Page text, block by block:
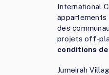
International
appartements
des
projets off-
conditions
Jumeirah